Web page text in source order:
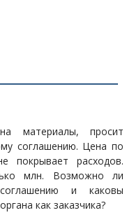
отбор «Самрук-
материалы, просит
соглашению. Цена по
покрывает расходов.
млн. Возможно ли
и каковы
как заказчика?